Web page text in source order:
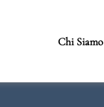
Chi Siamo